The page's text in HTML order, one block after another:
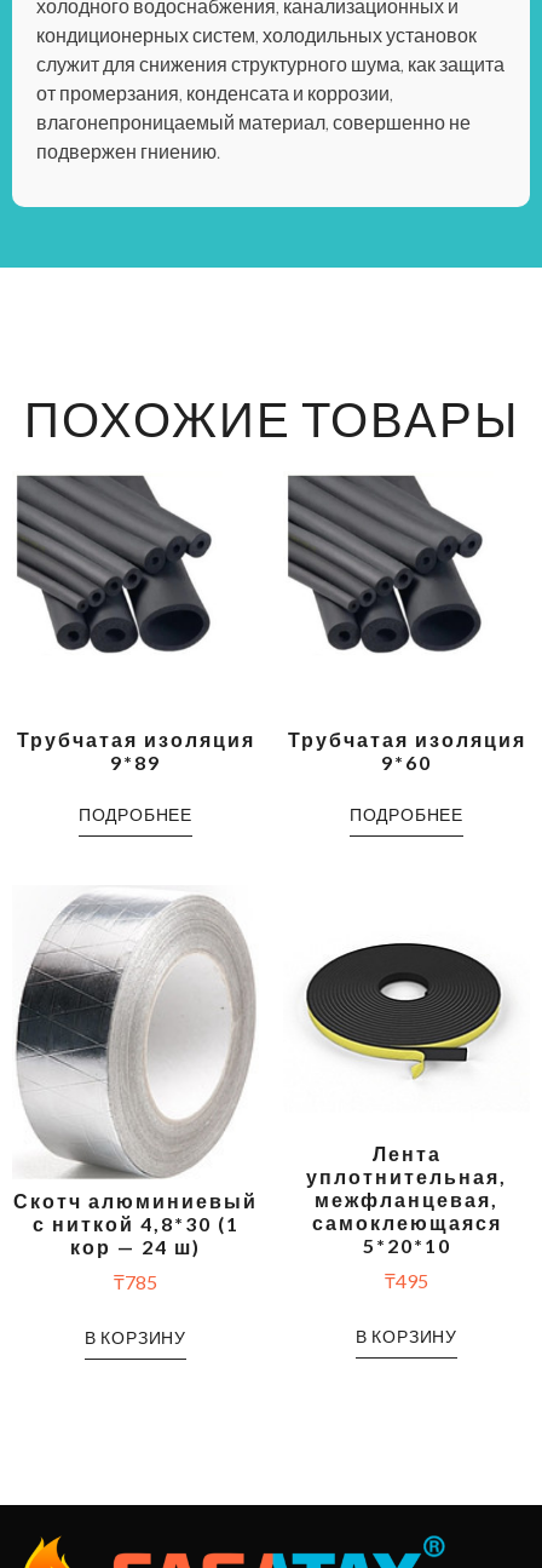
холодного водоснабжения, канализационных и
кондиционерных систем, холодильных установок
служит для снижения структурного шума, как защита
от промерзания, конденсата и коррозии,
влагонепроницаемый материал, совершенно не
подвержен гниению.
ПОХОЖИЕ ТОВАРЫ
Трубчатая изоляция
9*89
ПОДРОБНЕЕ
Трубчатая изоляция
9*60
ПОДРОБНЕЕ
Скотч алюминиевый
с ниткой 4,8*30 (1
кор — 24 ш)
₸785
В КОРЗИНУ
Лента
уплотнительная,
межфланцевая,
самоклеющаяся
5*20*10
₸495
В КОРЗИНУ